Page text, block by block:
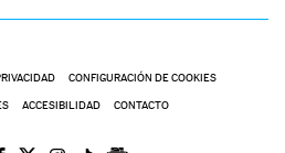
CONFIGURACIÓN DE COOKIES
ACCESIBILIDAD CONTACTO